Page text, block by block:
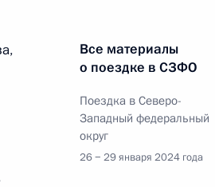
3
Все материалы
о поездке в СЗФО
Поездка в Северо-
Западный федеральный
округ
26 − 29 января 2024 года